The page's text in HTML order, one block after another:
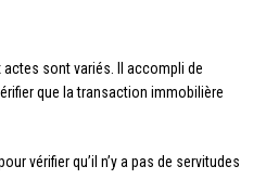
actes sont variés. Il accompli de
que la transaction immobilière
vérifier qu’il n’y a pas de servitudes